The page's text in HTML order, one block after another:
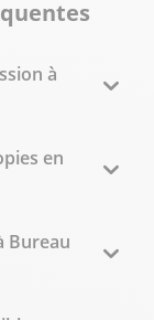
à
en
Bureau